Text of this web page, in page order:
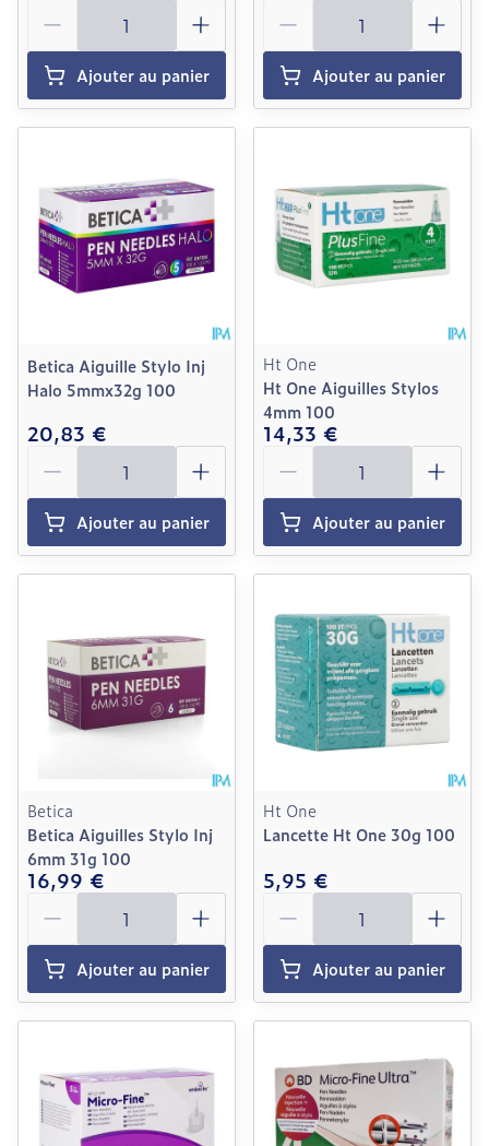
Quantité
Ajouter au panier
Quantité
Ajouter au panier
Betica Aiguille Stylo Inj
Halo 5mmx32g 100
20,83 €
Quantité
Ajouter au panier
Ht One
Ht One Aiguilles Stylos
4mm 100
14,33 €
Quantité
Ajouter au panier
Betica
Betica Aiguilles Stylo Inj
6mm 31g 100
16,99 €
Quantité
Ajouter au panier
Ht One
Lancette Ht One 30g 100
5,95 €
Quantité
Ajouter au panier